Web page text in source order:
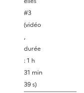
#3
(vidéo
,
durée
: 1 h
31 min
39 s)